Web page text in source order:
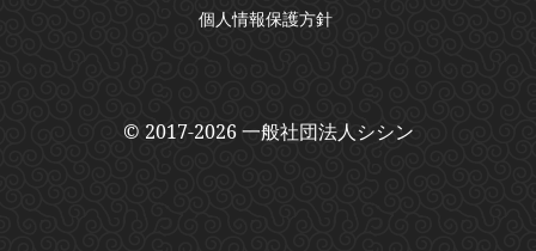
個人情報保護方針
© 2017-2026 一般社団法人シシン